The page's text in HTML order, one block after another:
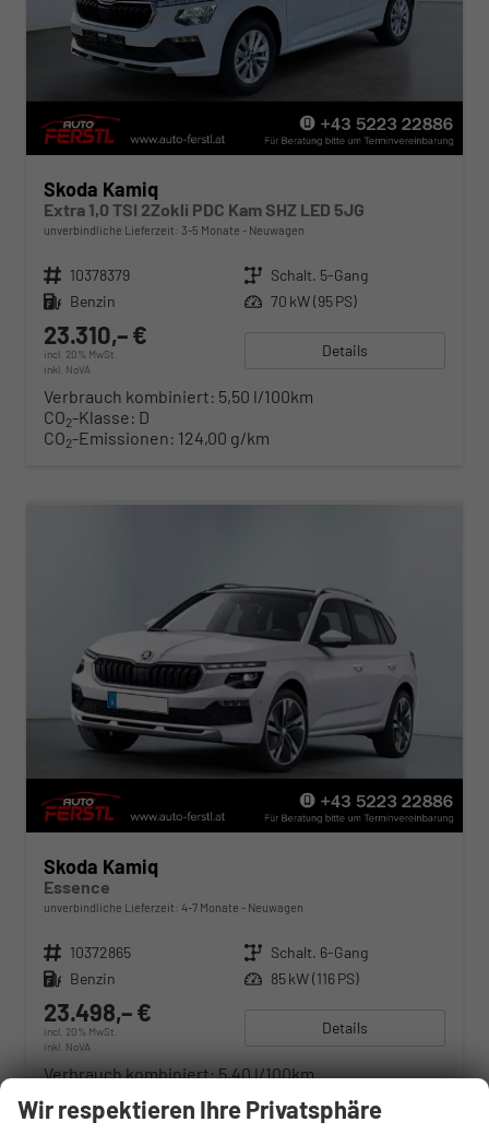
Skoda Kamiq
Extra 1,0 TSI 2Zokli PDC Kam SHZ LED 5JG
unverbindliche Lieferzeit: 3-5 Monate Neuwagen
Fahrzeugnr. 10378379 Getriebe Schalt. 5-Gang
Kraftstoff Benzin Leistung 70 kW (95 PS)
23.310,– €
incl. 20% MwSt.
inkl. NoVA
Details
Verbrauch kombiniert: 5,50 l/100km
CO2-Klasse: D
CO2-Emissionen: 124,00 g/km
Skoda Kamiq
Essence
unverbindliche Lieferzeit: 4-7 Monate Neuwagen
Fahrzeugnr. 10372865 Getriebe Schalt. 6-Gang
Kraftstoff Benzin Leistung 85 kW (116 PS)
23.498,– €
incl. 20% MwSt.
inkl. NoVA
Details
Verbrauch kombiniert:5,40 l/100km
CO2-Emissionen:123,00 g/km
Wir respektieren Ihre Privatsphäre